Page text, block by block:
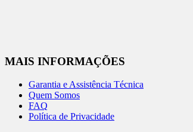
MAIS INFORMAÇÕES
Garantia e Assistência Técnica
Quem Somos
FAQ
Política de Privacidade